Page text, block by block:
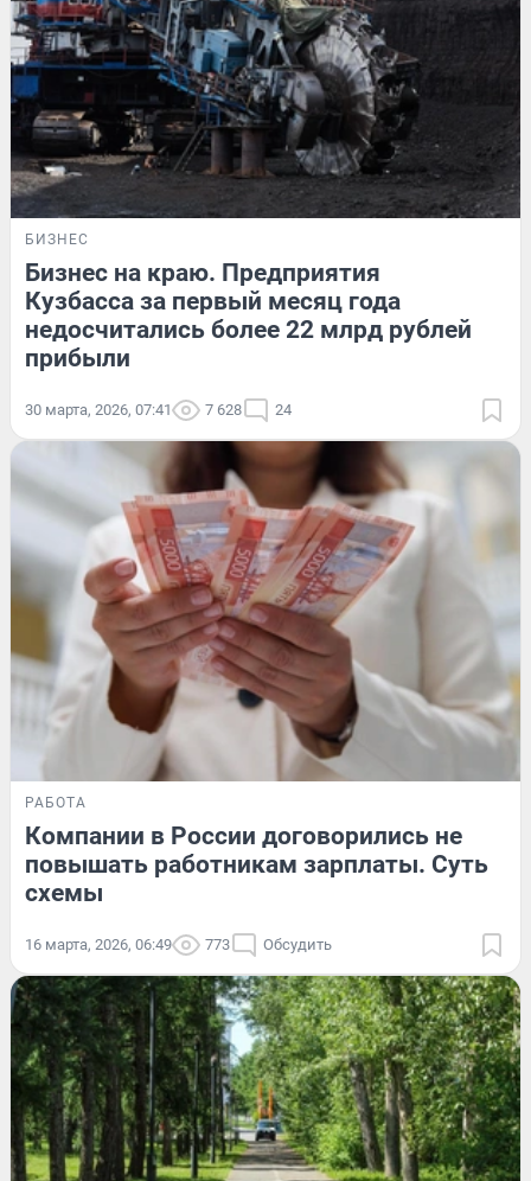
БИЗНЕС
Бизнес на краю. Предприятия
Кузбасса за первый месяц года
недосчитались более 22 млрд рублей
прибыли
30 марта, 2026, 07:41 7 628 24
РАБОТА
Компании в России договорились не
повышать работникам зарплаты. Суть
схемы
16 марта, 2026, 06:49 773 Обсудить